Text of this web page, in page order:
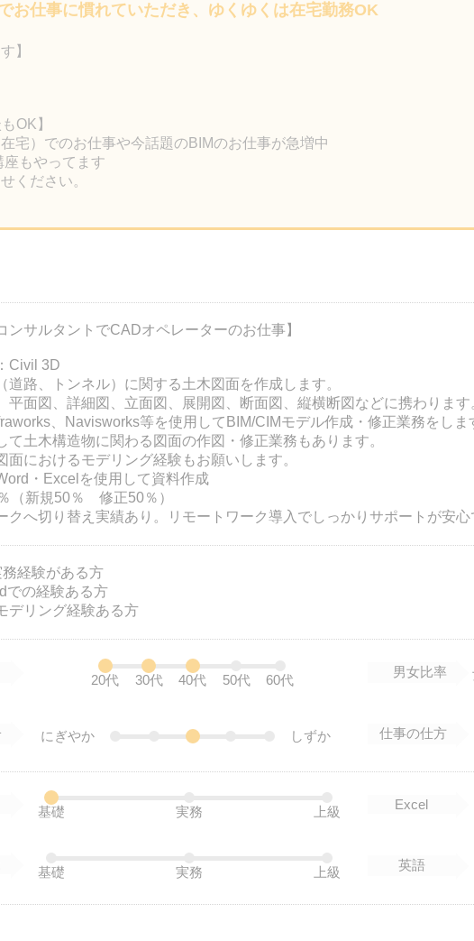
仕事に慣れていただき、ゆくゆくは在宅勤務OK
】
OK】
宅）でのお仕事や今話題のBIMのお仕事が急増中
座もやってます
ください。
ンサルタントでCADオペレーターのお仕事】
Civil 3D
道路、トンネル）に関する土木図面を作成します。
平面図、詳細図、立面図、展開図、断面図、縦横断図などに携わります
、Navisworks等を使用してBIM/CIMモデル作成・修正業務をしま
て土木構造物に関わる図面の作図・修正業務もあります。
面におけるモデリング経験もお願いします。
・Excelを使用して資料作成
（新規50％ 修正50％）
クへ切り替え実績あり。リモートワーク導入でしっかりサポートが安
経験がある方
での経験ある方
デリング経験ある方
20代 30代 40代 50代 60代
男女比率
にぎやか しずか 仕事の仕方
基礎 実務 上級 Excel
基礎 実務 上級 英語